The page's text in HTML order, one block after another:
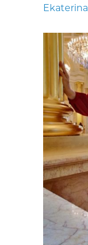
Ekaterina